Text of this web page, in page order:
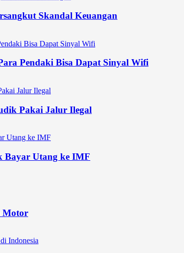
Skandal Keuangan
Pendaki Bisa Dapat Sinyal Wifi
Pakai Jalur Ilegal
Bayar Utang ke IMF
Motor